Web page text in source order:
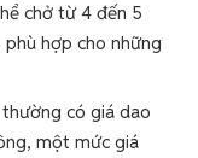
chở từ 4 đến 5
hợp cho những
thường có giá dao
một mức giá